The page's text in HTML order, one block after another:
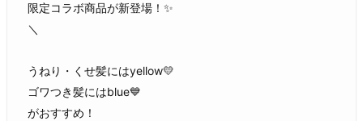
限定コラボ商品が新登場！✨
＼
うねり・くせ髪にはyellow💛
ゴワつき髪にはblue💙
がおすすめ！